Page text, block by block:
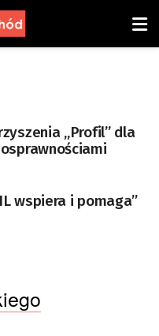
„Profil” dla
wspiera i pomaga”